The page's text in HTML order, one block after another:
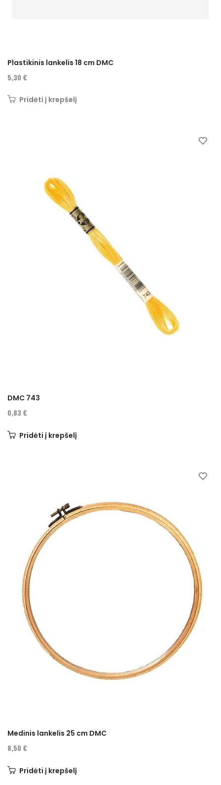
Plastikinis lankelis 18 cm DMC
5,30 €
Pridėti į krepšelį
DMC 743
0,83 €
Pridėti į krepšelį
Medinis lankelis 25 cm DMC
8,50 €
Pridėti į krepšelį